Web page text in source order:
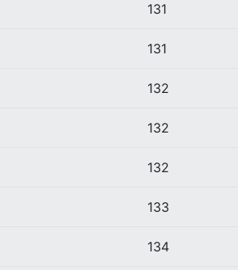
131
131
132
132
132
133
134